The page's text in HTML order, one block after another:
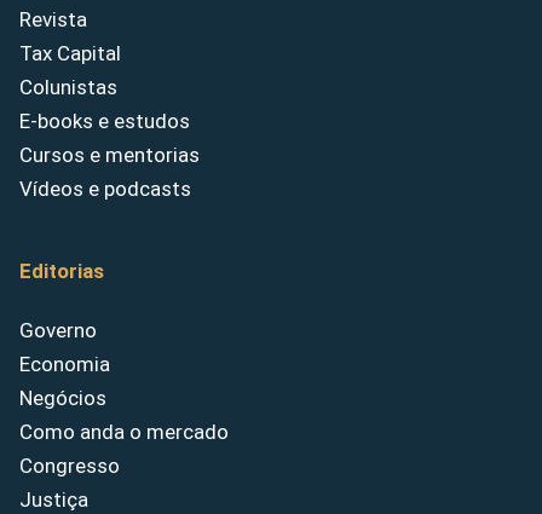
Revista
Tax Capital
Colunistas
E-books e estudos
Cursos e mentorias
Vídeos e podcasts
Editorias
Governo
Economia
Negócios
Como anda o mercado
Congresso
Justiça